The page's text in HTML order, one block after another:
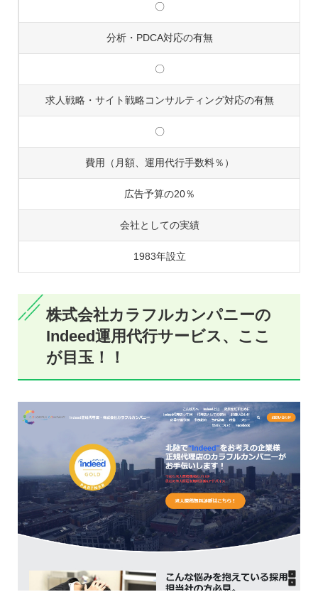
〇
分析・PDCA対応の有無
〇
求人戦略・サイト戦略コンサルティング対応の有無
〇
費用（月額、運用代行手数料％）
広告予算の20％
会社としての実績
1983年設立
株式会社カラフルカンパニーの
Indeed運用代行サービス、ここ
が目玉！！